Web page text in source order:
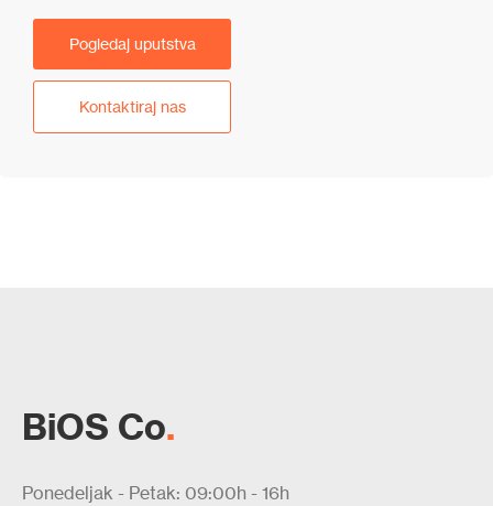
Pogledaj uputstva
Kontaktiraj nas
BiOS Co.
Ponedeljak - Petak: 09:00h - 16h